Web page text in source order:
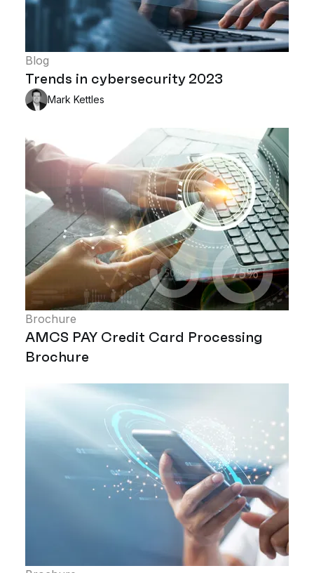
Blog
Trends in cybersecurity 2023
Mark Kettles
Brochure
AMCS PAY Credit Card Processing
Brochure